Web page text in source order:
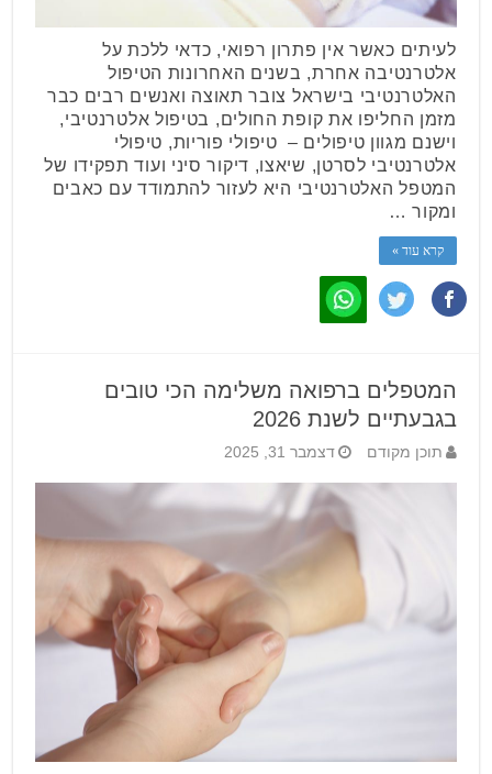
לעיתים כאשר אין פתרון רפואי, כדאי ללכת על
אלטרנטיבה אחרת, בשנים האחרונות הטיפול
האלטרנטיבי בישראל צובר תאוצה ואנשים רבים כבר
מזמן החליפו את קופת החולים, בטיפול אלטרנטיבי,
וישנם מגוון טיפולים – טיפולי פוריות, טיפולי
אלטרנטיבי לסרטן, שיאצו, דיקור סיני ועוד תפקידו של
המטפל האלטרנטיבי היא לעזור להתמודד עם כאבים
ומקור …
קרא עוד »
המטפלים ברפואה משלימה הכי טובים
בגבעתיים לשנת 2026
תוכן מקודם דצמבר 31, 2025